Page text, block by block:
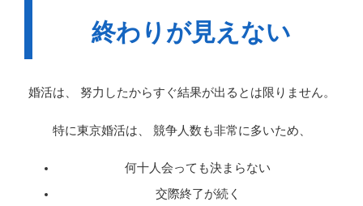
終わりが見えない
婚活は、 努力したからすぐ結果が出るとは限りません。
特に東京婚活は、 競争人数も非常に多いため、
何十人会っても決まらない
交際終了が続く